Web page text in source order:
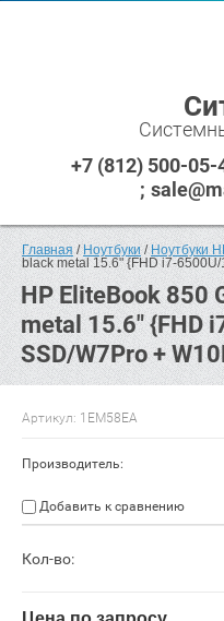
+7 (812) 500-05-
Главная / Ноутбуки / Ноутбуки
black metal 15.6" {FHD i7-
HP EliteBook 850
metal 15.6" {FHD
SSD/W7Pro +
Артикул: 1EM58EA
Производитель:
Добавить к сравнению
Кол-во: